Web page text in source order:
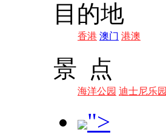
目的地
香港 澳门 港澳
景 点
海洋公园 迪士尼乐园
">